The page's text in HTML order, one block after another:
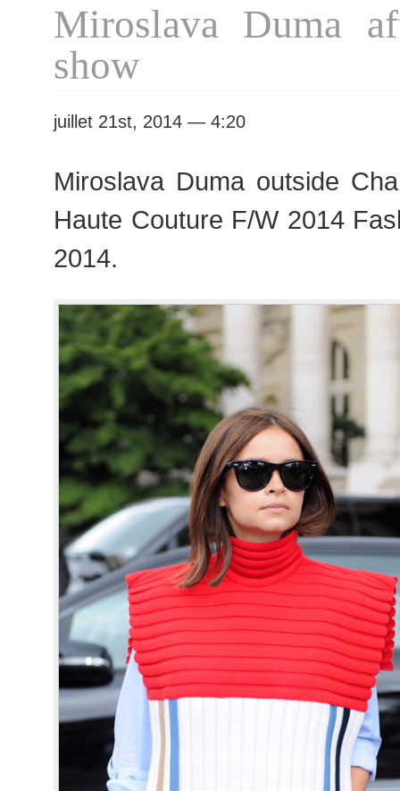
Couture
F/W
Miroslava Duma
show
juillet 21st, 2014 — 4:20
Miroslava Duma outside
Haute Couture F/W 2014
2014.